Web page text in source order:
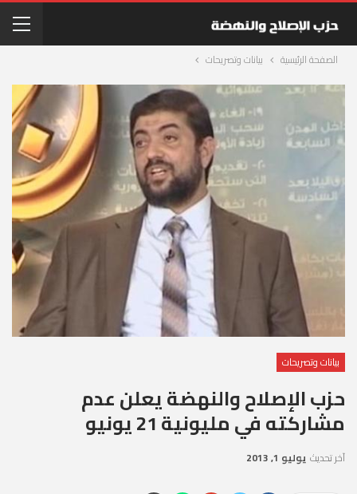
الصفحة الرئيسية بيانات وتصريحات
بيانات وتصريحات
حزب الإصلاح والنهضة يعلن عدم
مشاركته في مليونية 21 يونيو
آخر تحديث يوليو 1, 2013